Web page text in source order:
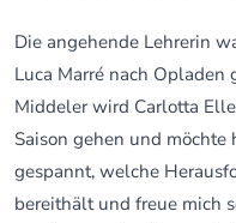
Die angehende Lehrerin
Luca Marré nach
Middeler wird Carlotta
Saison gehen und
gespannt, welche
bereithält und freue mich